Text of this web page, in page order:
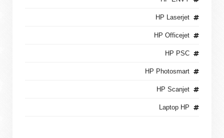
HP Laserjet
HP Officejet
HP PSC
HP Photosmart
HP Scanjet
Laptop HP